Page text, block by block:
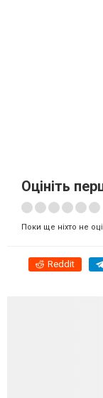
Оцініть
Поки ще ніхто не
Reddit